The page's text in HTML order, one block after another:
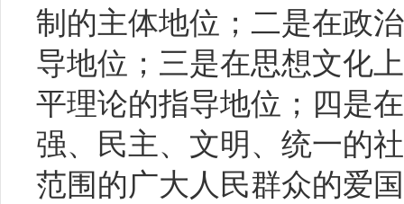
制的主体地位；二是在政
导地位；三是在思想文化
平理论的指导地位；四是
强、民主、文明、统一的
范围的广大人民群众的爱